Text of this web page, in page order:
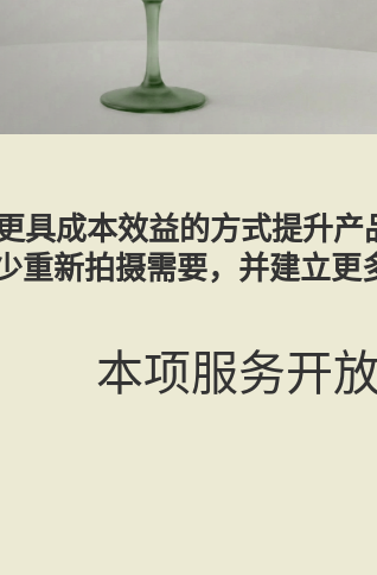
具成本效益的方式提升
重新拍摄需要，并建立更
本项服务开